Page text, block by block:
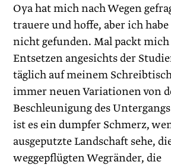
Oya hat mich nach Wegen
trauere und hoffe, aber ich habe
nicht gefunden. Mal packt mich
Entsetzen angesichts der
täglich auf meinem
immer neuen Variationen von
Beschleunigung des
ist es ein dumpfer Schmerz,
ausgeputzte Landschaft sehe,
weggepflügten Wegränder, die